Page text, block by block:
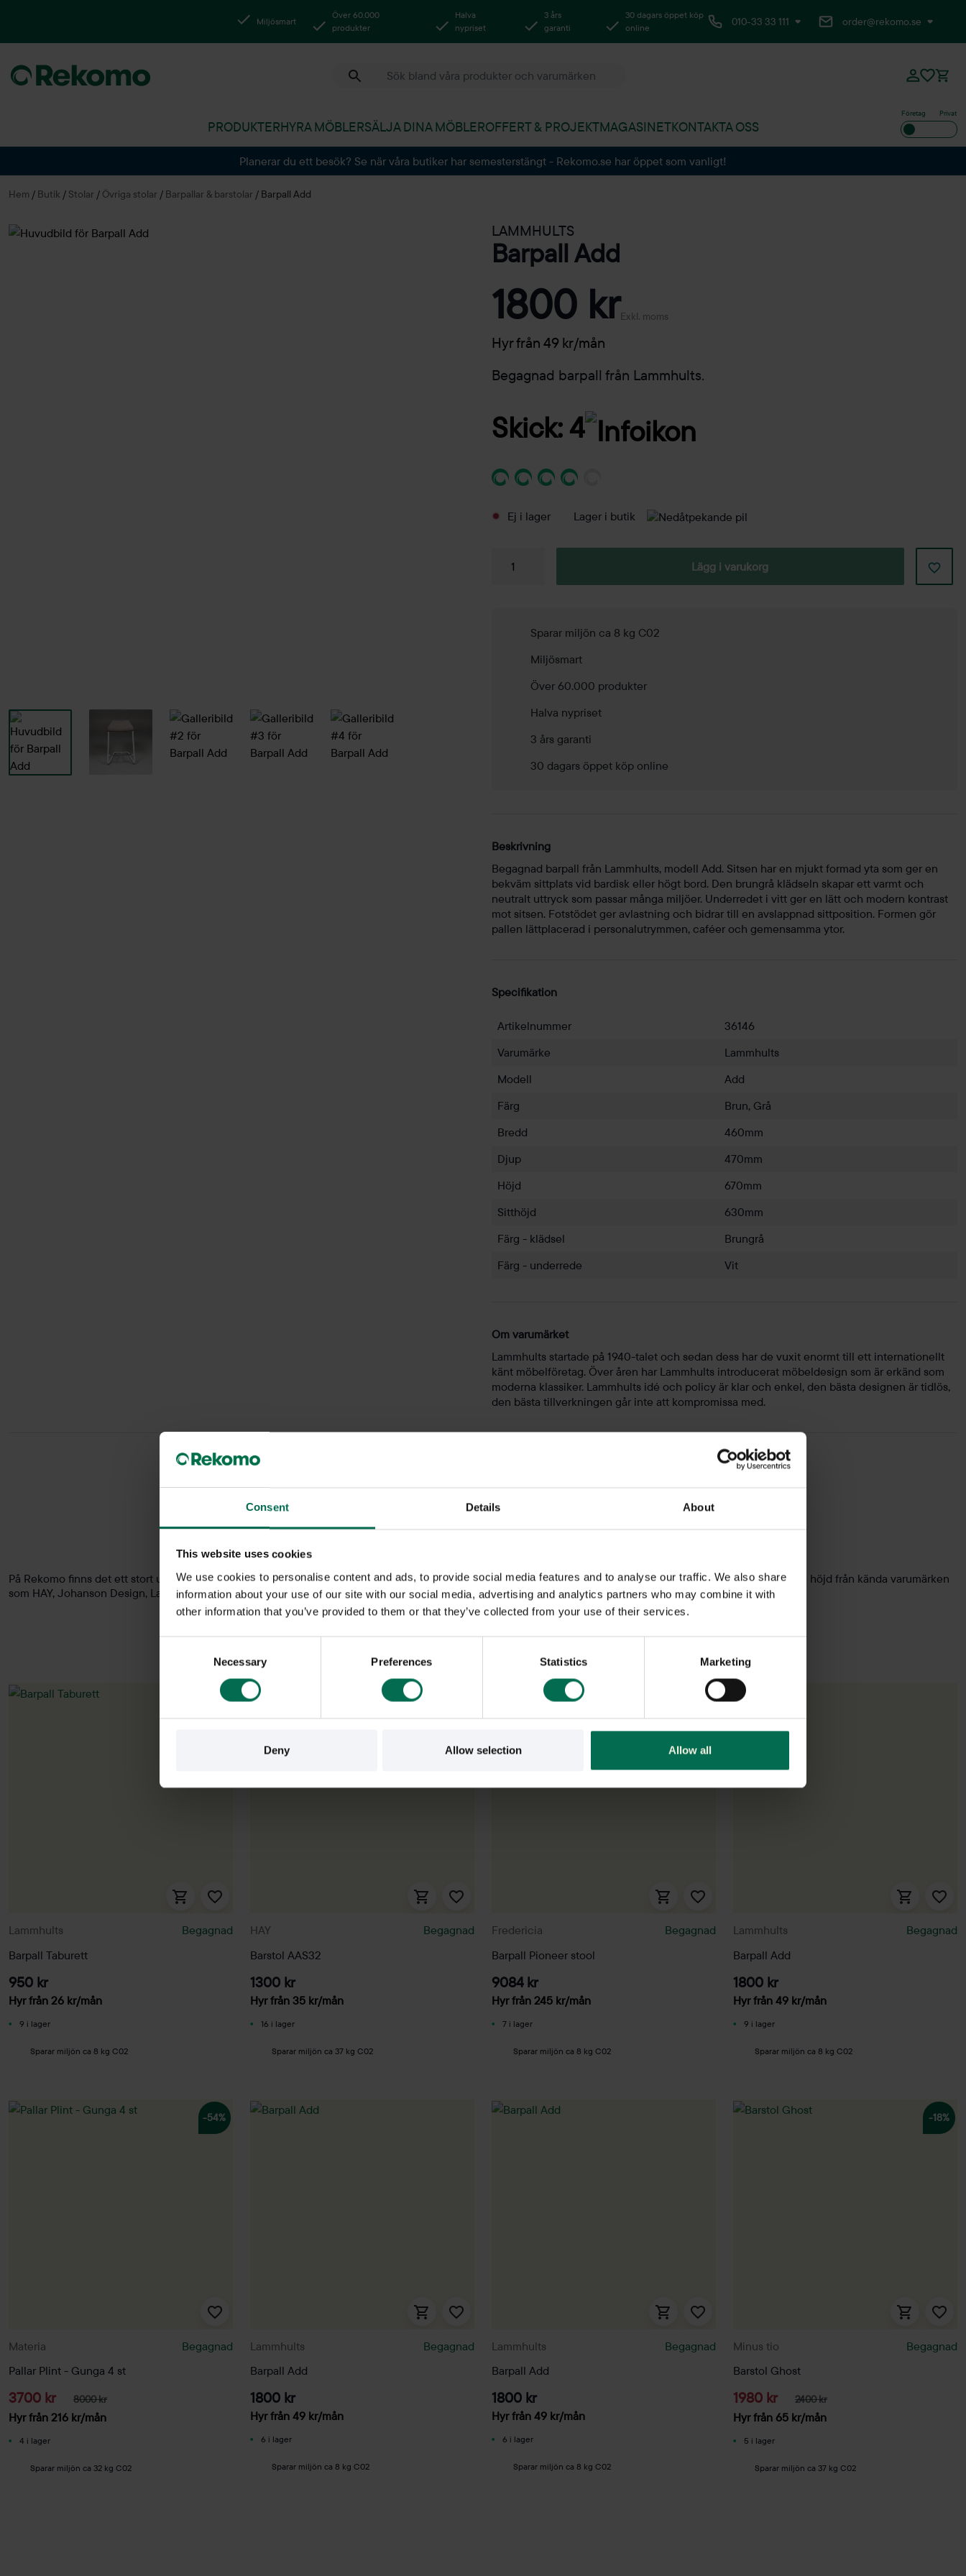
Consent Details About
This website uses cookies
We use cookies to personalise content and ads, to provide social media features and to analyse our traffic. We also share
information about your use of our site with our social media, advertising and analytics partners who may combine it with
other information that you’ve provided to them or that they’ve collected from your use of their services.
Necessary Preferences Statistics Marketing
Deny Allow selection Allow all
Miljösmart
Över 60.000
produkter
Halva
nypriset
3 års
garanti
30 dagars öppet köp
online
010-33 33 111 order@rekomo.se
PRODUKTERHYRA MÖBLERSÄLJA DINA MÖBLEROFFERT & PROJEKTMAGASINETKONTAKTA OSS
Företag Privat
Planerar du ett besök? Se när våra butiker har semesterstängt - Rekomo.se har öppet som vanligt!
Hem / Butik / Stolar / Övriga stolar / Barpallar & barstolar / Barpall Add
LAMMHULTS
Barpall Add
1800 krExkl. moms
Hyr från 49 kr/mån
Begagnad barpall från Lammhults.
Skick: 4
Ej i lager Lager i butik
Barpall
Lägg i varukorg
Sparar miljön ca 8 kg C02
Miljösmart
Över 60.000 produkter
Halva nypriset
3 års garanti
30 dagars öppet köp online
Beskrivning
Begagnad barpall från Lammhults, modell Add. Sitsen har en mjukt formad yta som ger en
bekväm sittplats vid bardisk eller högt bord. Den brungrå klädseln skapar ett varmt och
neutralt uttryck som passar många miljöer. Underredet i vitt ger en lätt och modern kontrast
mot sitsen. Fotstödet ger avlastning och bidrar till en avslappnad sittposition. Formen gör
pallen lättplacerad i personalutrymmen, caféer och gemensamma ytor.
Specifikation
Artikelnummer
36146
Varumärke
Lammhults
Modell
Add
Färg
Brun, Grå
Bredd
460mm
Djup
470mm
Höjd
670mm
Sitthöjd
630mm
Färg - klädsel
Brungrå
Färg - underrede
Vit
Om varumärket
Lammhults startade på 1940-talet och sedan dess har de vuxit enormt till ett internationellt
känt möbelföretag. Över åren har Lammhults introducerat möbeldesign som är erkänd som
moderna klassiker. Lammhults idé och policy är klar och enkel, den bästa designen är tidlös,
den bästa tillverkningen går inte att kompromissa med.
Barpallar & barstolar
På Rekomo finns det ett stort utbud av både begagnade och nya barpallar och barstolar till bra priser. Vi har ett stort sortiment i varierad stil, design, material och höjd från kända varumärken
som HAY, Johanson Design, Lammhults, Materia med flera. Utforska vårt sortiment av barstolar idag!
Lammhults
Begagnad
Barpall Taburett
950 kr
Hyr från 26 kr/mån
9 i lager
Sparar miljön ca 8 kg C02
HAY
Begagnad
Barstol AAS32
1300 kr
Hyr från 35 kr/mån
16 i lager
Sparar miljön ca 37 kg C02
Fredericia
Begagnad
Barpall Pioneer stool
9084 kr
Hyr från 245 kr/mån
7 i lager
Sparar miljön ca 8 kg C02
Lammhults
Begagnad
Barpall Add
1800 kr
Hyr från 49 kr/mån
9 i lager
Sparar miljön ca 8 kg C02
-54%
Materia
Begagnad
Pallar Plint - Gunga 4 st
3700 kr 8000 kr
Hyr från 216 kr/mån
4 i lager
Sparar miljön ca 32 kg C02
Lammhults
Begagnad
Barpall Add
1800 kr
Hyr från 49 kr/mån
6 i lager
Sparar miljön ca 8 kg C02
Lammhults
Begagnad
Barpall Add
1800 kr
Hyr från 49 kr/mån
6 i lager
Sparar miljön ca 8 kg C02
-18%
Minus tio
Begagnad
Barstol Ghost
1980 kr 2400 kr
Hyr från 65 kr/mån
5 i lager
Sparar miljön ca 37 kg C02